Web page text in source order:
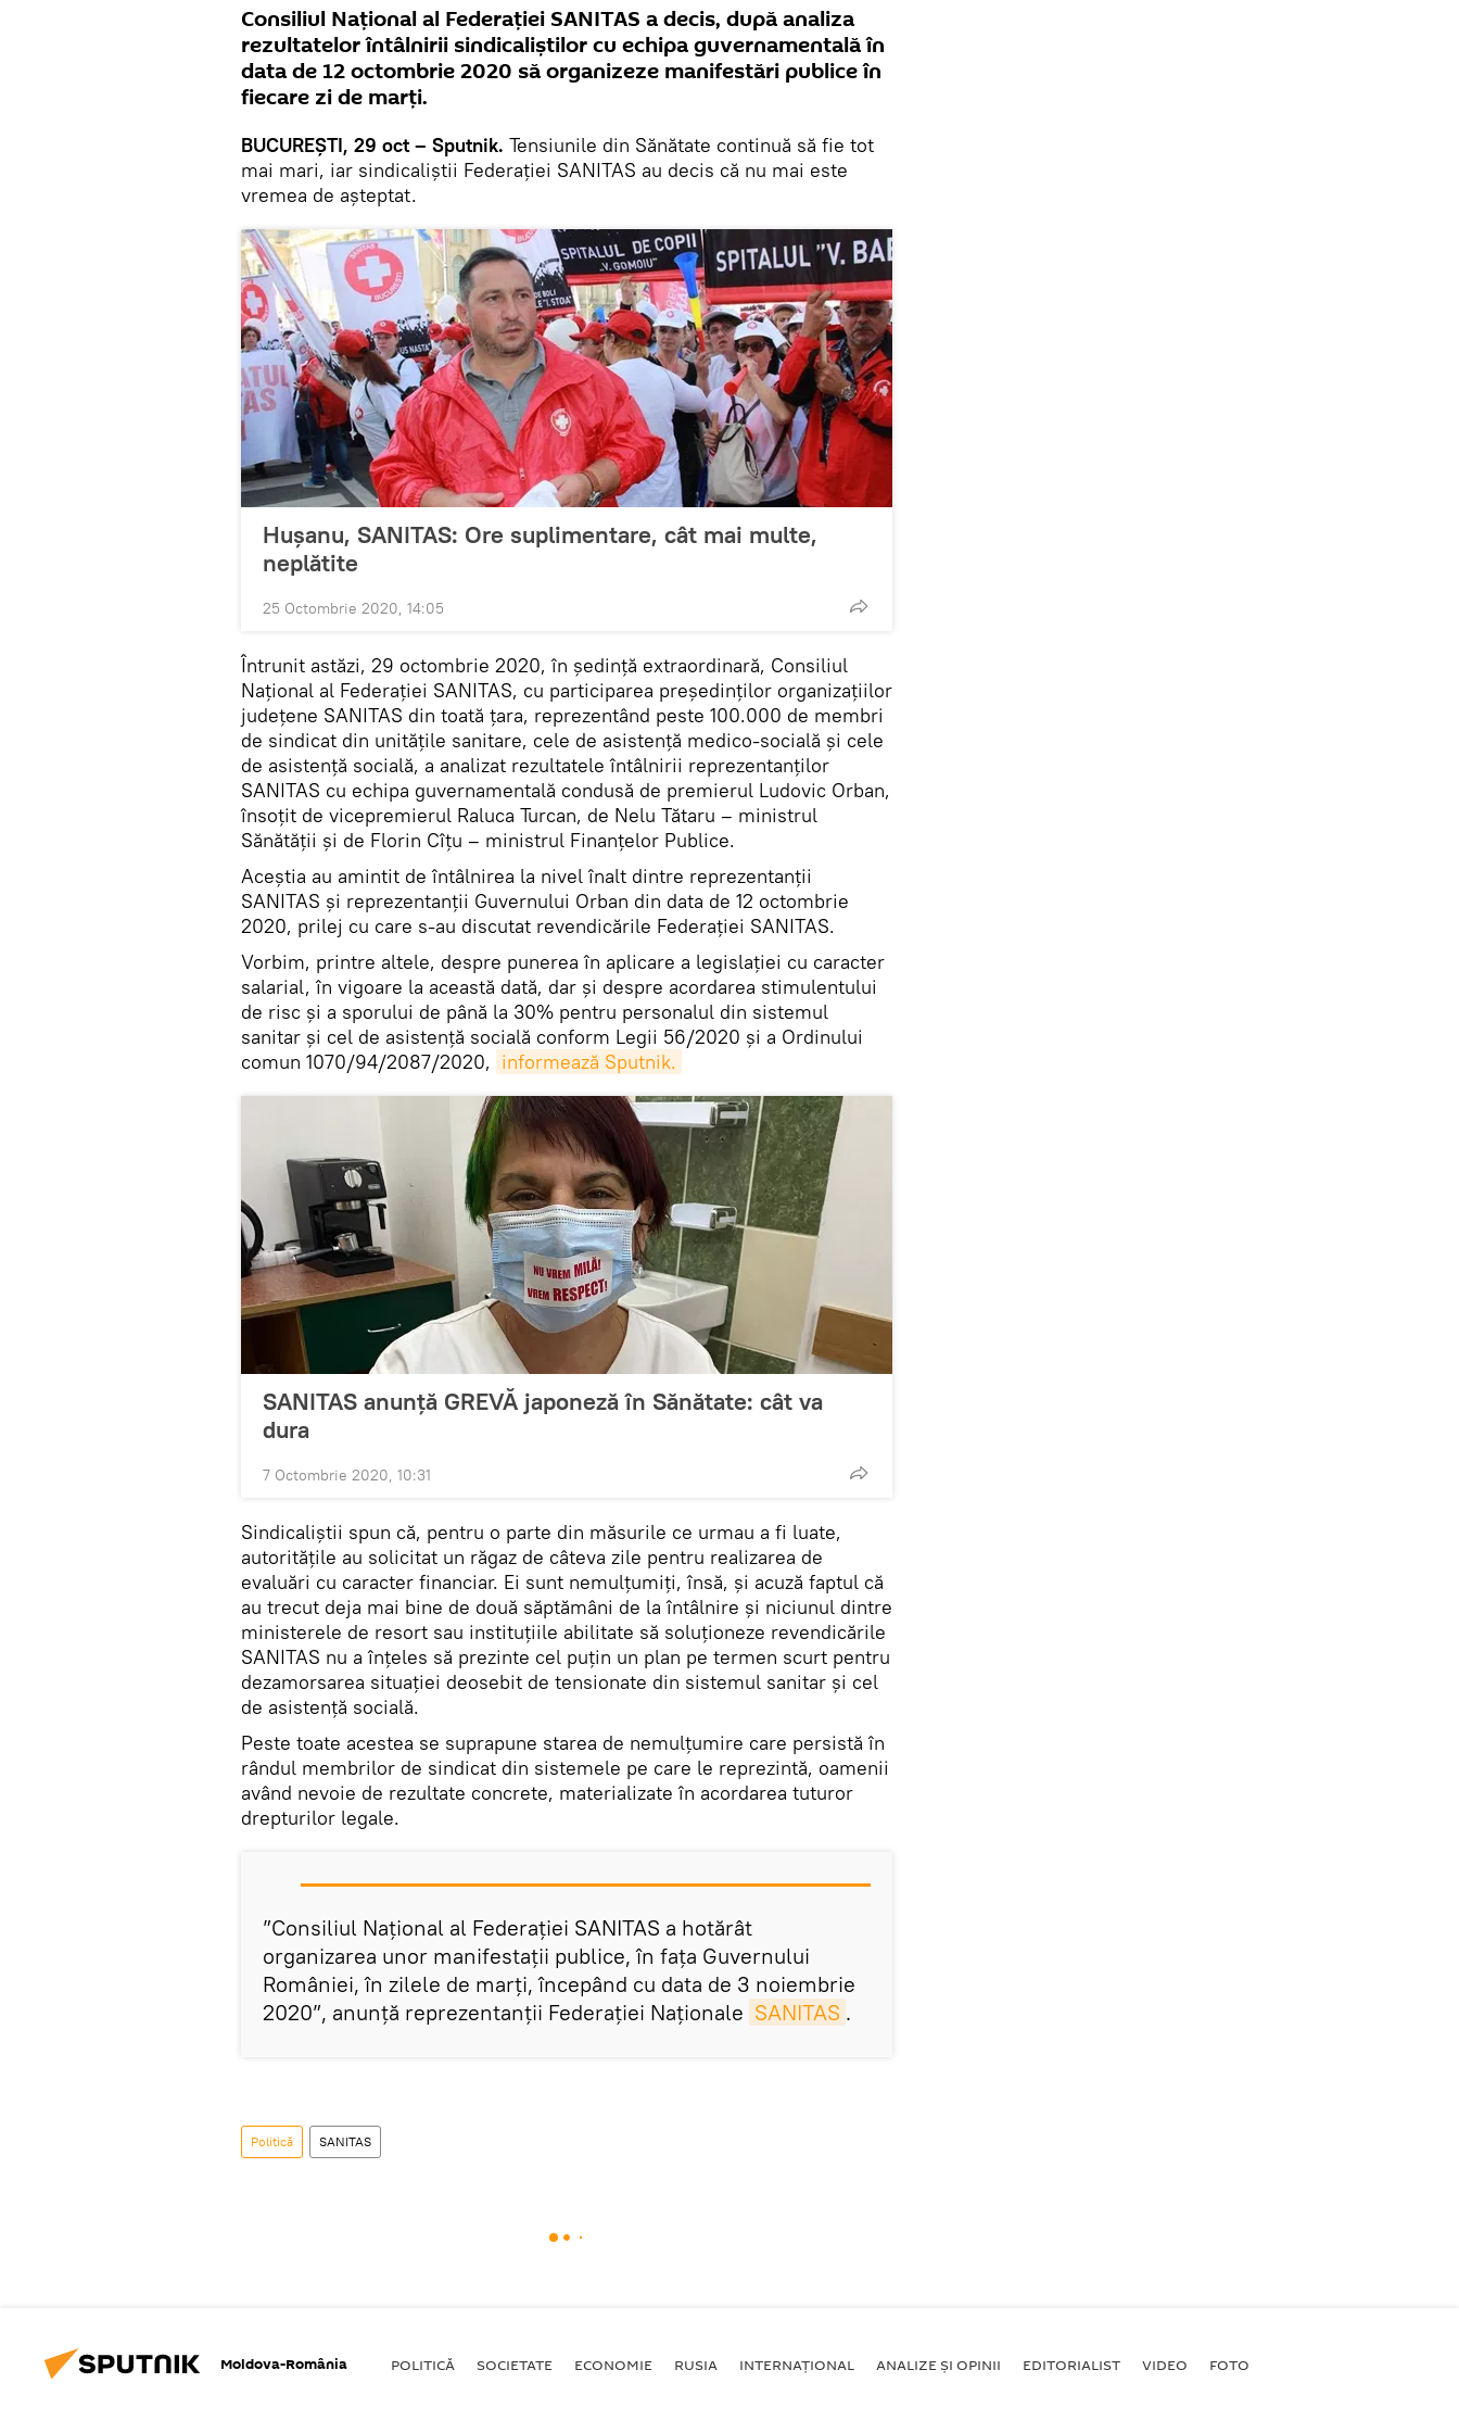
Consiliul Național al Federației SANITAS a decis, după analiza
rezultatelor întâlnirii sindicaliștilor cu echipa guvernamentală în
data de 12 octombrie 2020 să organizeze manifestări publice în
fiecare zi de marți.
BUCUREȘTI, 29 oct – Sputnik. Tensiunile din Sănătate continuă să fie tot
mai mari, iar sindicaliștii Federației SANITAS au decis că nu mai este
vremea de așteptat.
Hușanu, SANITAS: Ore suplimentare, cât mai multe,
neplătite
25 Octombrie 2020, 14:05
Întrunit astăzi, 29 octombrie 2020, în ședință extraordinară, Consiliul
Național al Federației SANITAS, cu participarea președinților organizațiilor
județene SANITAS din toată țara, reprezentând peste 100.000 de membri
de sindicat din unitățile sanitare, cele de asistență medico-socială și cele
de asistență socială, a analizat rezultatele întâlnirii reprezentanților
SANITAS cu echipa guvernamentală condusă de premierul Ludovic Orban,
însoțit de vicepremierul Raluca Turcan, de Nelu Tătaru – ministrul
Sănătății și de Florin Cîţu – ministrul Finanţelor Publice.
Aceștia au amintit de întâlnirea la nivel înalt dintre reprezentanții
SANITAS și reprezentanții Guvernului Orban din data de 12 octombrie
2020, prilej cu care s-au discutat revendicările Federației SANITAS.
Vorbim, printre altele, despre punerea în aplicare a legislației cu caracter
salarial, în vigoare la această dată, dar și despre acordarea stimulentului
de risc și a sporului de până la 30% pentru personalul din sistemul
sanitar și cel de asistență socială conform Legii 56/2020 și a Ordinului
comun 1070/94/2087/2020, informează Sputnik.
SANITAS anunță GREVĂ japoneză în Sănătate: cât va
dura
7 Octombrie 2020, 10:31
Sindicaliștii spun că, pentru o parte din măsurile ce urmau a fi luate,
autoritățile au solicitat un răgaz de câteva zile pentru realizarea de
evaluări cu caracter financiar. Ei sunt nemulțumiți, însă, și acuză faptul că
au trecut deja mai bine de două săptămâni de la întâlnire și niciunul dintre
ministerele de resort sau instituțiile abilitate să soluționeze revendicările
SANITAS nu a înțeles să prezinte cel puțin un plan pe termen scurt pentru
dezamorsarea situației deosebit de tensionate din sistemul sanitar și cel
de asistență socială.
Peste toate acestea se suprapune starea de nemulțumire care persistă în
rândul membrilor de sindicat din sistemele pe care le reprezintă, oamenii
având nevoie de rezultate concrete, materializate în acordarea tuturor
drepturilor legale.
”Consiliul Național al Federației SANITAS a hotărât
organizarea unor manifestații publice, în fața Guvernului
României, în zilele de marți, începând cu data de 3 noiembrie
2020”, anunță reprezentanții Federației Naționale SANITAS .
Politică SANITAS
Moldova-România POLITICĂ SOCIETATE ECONOMIE RUSIA INTERNAŢIONAL ANALIZE ȘI OPINII EDITORIALIST VIDEO FOTO